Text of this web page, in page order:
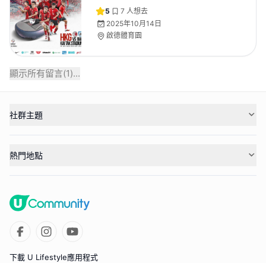
5 7 人想去
2025年10月14日
啟德體育園
顯示所有留言(1)...
社群主題
熱門地點
下載 U Lifestyle應用程式